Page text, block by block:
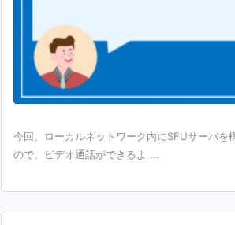
今回、ローカルネットワーク内にSFUサーバを
ので、ビデオ通話ができるよ ...